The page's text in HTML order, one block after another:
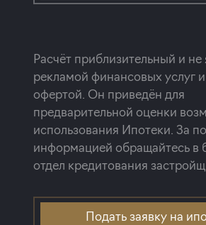
Расчёт приблизительный и не
рекламой финансовых услуг
офертой. Он приведён для
предварительной оценки
использования Ипотеки. За
информацией обращайтесь в
отдел кредитования
Подать заявку на